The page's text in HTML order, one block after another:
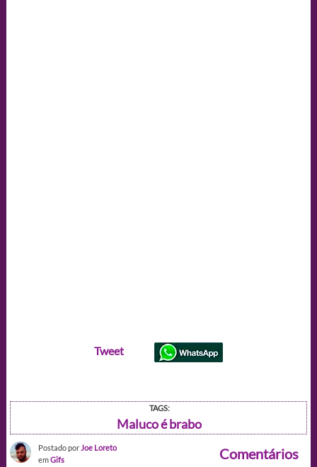
Tweet
TAGS:
Maluco é brabo
Postado por Joe Loreto
emGifs Comentários